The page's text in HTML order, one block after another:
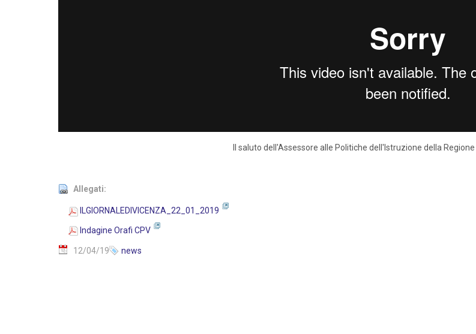
Il saluto dell'Assessore alle Politiche dell'Istruzione della
Allegati:
ILGIORNALEDIVICENZA_22_01_2019
Indagine Orafi CPV
12/04/19 news